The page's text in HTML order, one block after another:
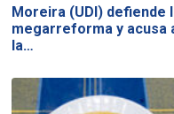
Moreira (UDI) defiende
megarreforma y acusa
la…